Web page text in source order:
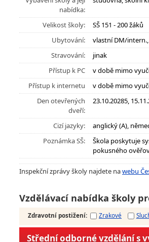
nabídka:
Velikost školy:
SŠ 151 - 200 žáků
Ubytování:
vlastní DM/intern.,
Stravování:
jinak
Přístup k PC
v době mimo
Přístup k internetu
v době mimo
Den otevřených
dveří:
23.10.20285,
Cizí jazyky:
anglický (A),
Poznámka SŠ:
Škola poskytuje
pokusného
Inspekční zprávy školy najdete nawebu
Vzdělávací nabídka školy
Zdravotní postižení: Zrakové
Střední odborné vzdělání s